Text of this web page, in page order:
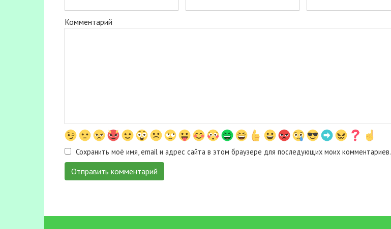
Комментарий
Сохранить моё имя, email и адрес сайта в этом браузере для последующих моих комментариев.